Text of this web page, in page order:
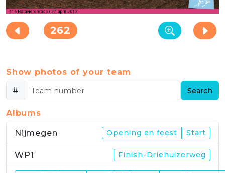
262
Show photos of your team
#
Search
Albums
Nijmegen Opening en feest Start
WP1 Finish-Driehuizerweg